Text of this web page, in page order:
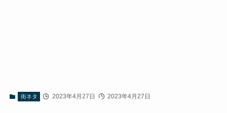
街ネタ 2023年4月27日 2023年4月27日